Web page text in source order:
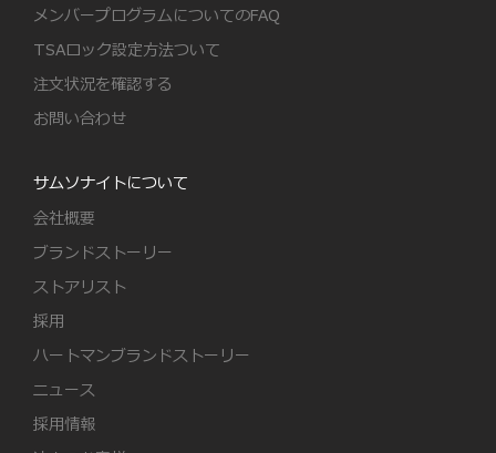
メンバープログラムについてのFAQ
TSAロック設定方法ついて
注文状況を確認する
お問い合わせ
サムソナイトについて
会社概要
ブランドストーリー
ストアリスト
採用
ハートマンブランドストーリー
ニュース
採用情報